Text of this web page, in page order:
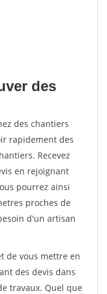
des
des chantiers
rapidement des
Recevez
en rejoignant
pourrez ainsi
proches de
d'un artisan
de vous mettre en
des devis dans
travaux. Quel que